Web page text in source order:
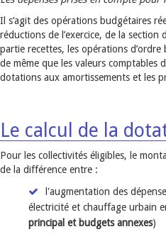
Il s’agit des opérations budgétaires
réductions de l’exercice, de la
partie recettes, les opérations
de même que les valeurs comptables
dotations aux amortissements et les
Le calcul de la
Pour les collectivités éligibles, le
de la différence entre :
l'augmentation des
électricité et chauffage urbain
principal et budgets annexes)